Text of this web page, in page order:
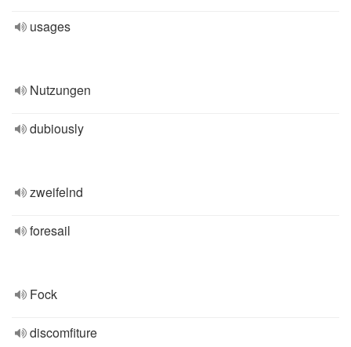
usages
Nutzungen
dubiously
zweifelnd
foresail
Fock
discomfiture